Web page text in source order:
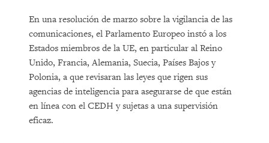
En una resolución de marzo sobre la vigilancia de las
comunicaciones, el Parlamento Europeo instó a los
Estados miembros de la UE, en particular al Reino
Unido, Francia, Alemania, Suecia, Países Bajos y
Polonia, a que revisaran las leyes que rigen sus
agencias de inteligencia para asegurarse de que están
en línea con el CEDH y sujetas a una supervisión
eficaz.